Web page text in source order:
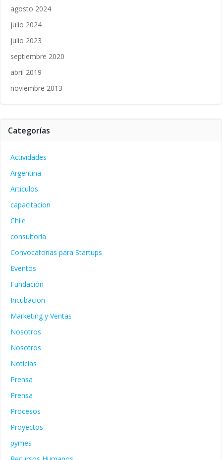
agosto 2024
julio 2024
julio 2023
septiembre 2020
abril 2019
noviembre 2013
Categorías
Actividades
Argentina
Articulos
capacitacion
Chile
consultoria
Convocatorias para Startups
Eventos
Fundación
Incubacion
Marketing y Ventas
Nosotros
Nosotros
Noticias
Prensa
Prensa
Procesos
Proyectos
pymes